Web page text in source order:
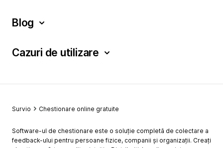
Blog
Cazuri de utilizare
Survio Chestionare online gratuite
Software-ul de chestionare este o soluție completă de colectare a
feedback-ului pentru persoane fizice, companii și organizații. Creați